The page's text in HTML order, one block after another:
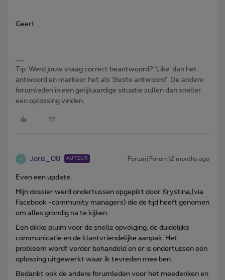
Geert
Tip: Werd jouw vraag correct beantwoord? ‘Like’ dan het
antwoord en markeer het als 'Beste antwoord'. De andere
forumleden in een gelijkaardige situatie zullen dan sneller
een oplossing vinden.
J Joris_08 AUTEUR Forum|Forum|2 months ago
Even een update.
Mijn dossier werd ondertussen opgepikt door Krystina,(via
Facebook -community managers) die de tijd heeft genomen
om alles grondig na te kijken.
Een dikke pluim voor de snelle opvolging, de duidelijke
communicatie en de klantvriendelijke aanpak. Het
probleem wordt verder behandeld en er is ondertussen een
oplossing uitgewerkt waar ik tevreden mee ben.
Bedankt ook de andere forumleden voor het meedenken en